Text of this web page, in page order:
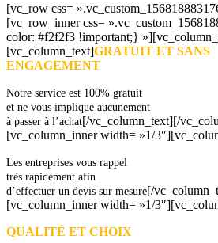
[vc_row css=
[vc_row_inner css=
color: #f2f2f3 !important;}
[vc_column_text]GRATUIT ET SANS
ENGAGEMENT
Notre service est 100% gratuit
et ne vous implique aucunement
à passer à l’achat[/vc_column_text][/
[vc_column_inner width= »1/
Les entreprises vous rappel
très rapidement afin
d’effectuer un devis sur mesure[/
[vc_column_inner width= »1/
QUALITÉ ET CHOIX